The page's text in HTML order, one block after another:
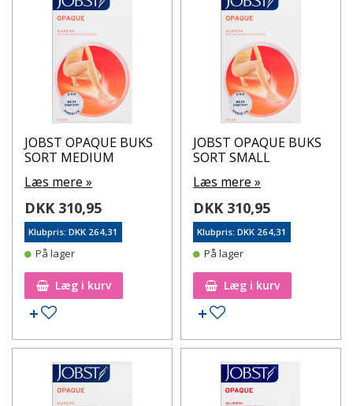
JOBST OPAQUE BUKS
SORT MEDIUM
Læs mere »
DKK 310,95
Klubpris: DKK 264,31
På lager
Læg i kurv
Tilføj til ønskeseddel
JOBST OPAQUE BUKS
SORT SMALL
Læs mere »
DKK 310,95
Klubpris: DKK 264,31
På lager
Læg i kurv
Tilføj til ønskeseddel